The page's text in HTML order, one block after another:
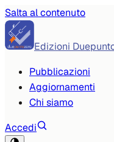
Salta al contenuto
Edizioni
Pubblicazioni
Aggiornamenti
Chi siamo
Accedi